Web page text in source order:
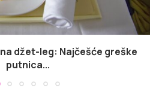
džet-leg: Najčešće greške
putnica...